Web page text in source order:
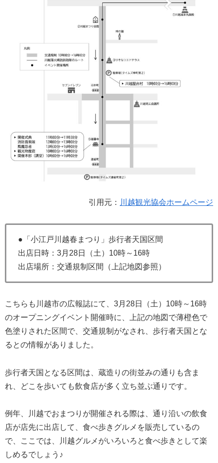
引用元： 川越観光協会ホームページ
●「小江戸川越春まつり」歩行者天国区間
出店日時：3月28日（土）10時～16時
出店場所：交通規制区間（上記地図参照）
こちらも川越市の広報誌にて、3月28日（土）10時～16時
のオープニングイベント開催時に、上記の地図で薄橙色で
色塗りされた区間で、交通規制がなされ、歩行者天国とな
るとの情報がありました。
歩行者天国となる区間は、蔵造りの街並みの通りも含ま
れ、どこを歩いても飲食店が多く立ち並ぶ通りです。
例年、川越でおまつりが開催される際は、通り沿いの飲食
店が店先に出店して、食べ歩きグルメを販売しているの
で、ここでは、川越グルメがいろいろと食べ歩きとして楽
しめるでしょう♪